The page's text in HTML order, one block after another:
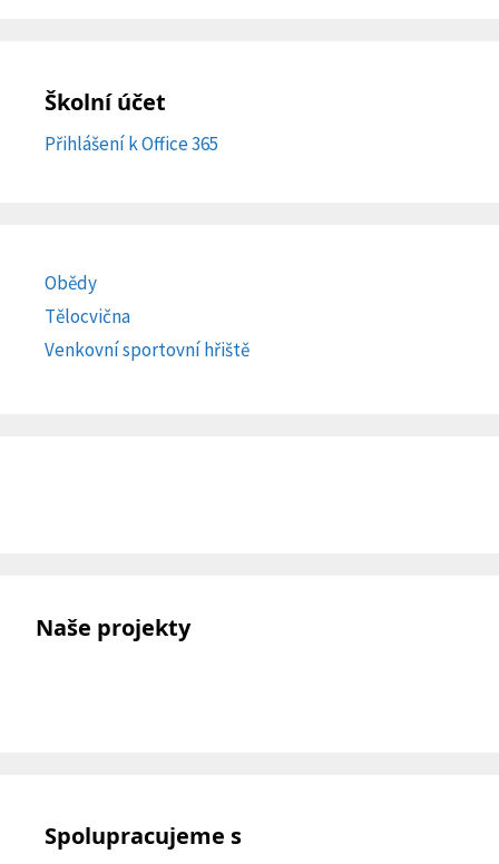
Školní účet
Přihlášení k Office 365
Obědy
Tělocvična
Venkovní sportovní hřiště
Naše projekty
Spolupracujeme s